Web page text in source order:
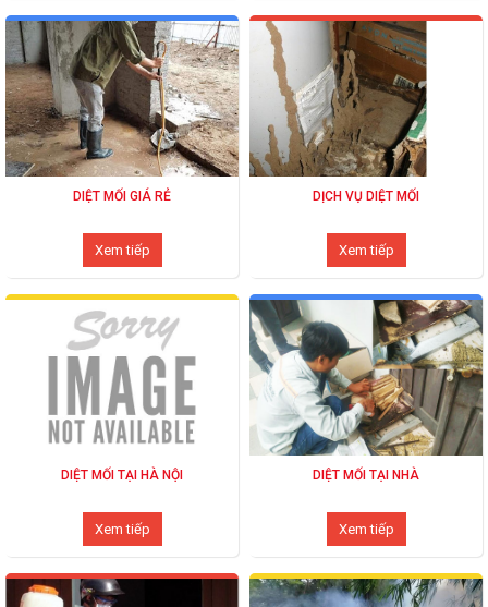
DIỆT MỐI GIÁ RẺ
Xem tiếp
DỊCH VỤ DIỆT MỐI
Xem tiếp
DIỆT MỐI TẠI HÀ NỘI
Xem tiếp
DIỆT MỐI TẠI NHÀ
Xem tiếp